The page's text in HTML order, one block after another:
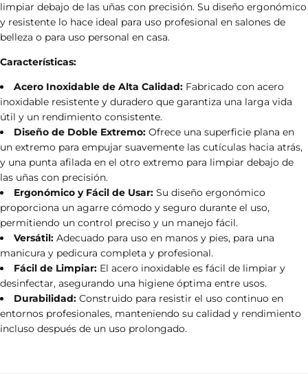
limpiar debajo de las uñas con precisión. Su diseño ergonómico
y resistente lo hace ideal para uso profesional en salones de
belleza o para uso personal en casa.
Características:
Acero Inoxidable de Alta Calidad: Fabricado con acero
inoxidable resistente y duradero que garantiza una larga vida
útil y un rendimiento consistente.
Diseño de Doble Extremo: Ofrece una superficie plana en
un extremo para empujar suavemente las cutículas hacia atrás,
y una punta afilada en el otro extremo para limpiar debajo de
las uñas con precisión.
Ergonómico y Fácil de Usar: Su diseño ergonómico
proporciona un agarre cómodo y seguro durante el uso,
permitiendo un control preciso y un manejo fácil.
Versátil: Adecuado para uso en manos y pies, para una
manicura y pedicura completa y profesional.
Fácil de Limpiar: El acero inoxidable es fácil de limpiar y
desinfectar, asegurando una higiene óptima entre usos.
Durabilidad: Construido para resistir el uso continuo en
entornos profesionales, manteniendo su calidad y rendimiento
incluso después de un uso prolongado.